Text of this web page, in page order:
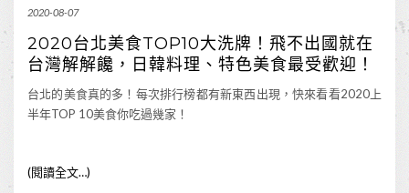
2020-08-07
2020台北美食TOP10大洗牌！飛不出國就在
台灣解解饞，日韓料理、特色美食最受歡迎！
台北的美食真的多！每次排行榜都有新東西出現，快來看看2020上
半年TOP 10美食你吃過幾家！
(閱讀全文…)